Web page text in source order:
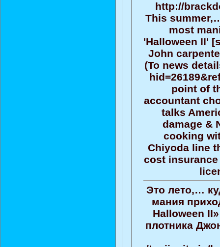
http://
This
most
'Halloween II'
John
(To news
point of
accountant
talks
damage &
cooking
Chiyoda line
cost
Это лето,…
мания
Halloween
плотника